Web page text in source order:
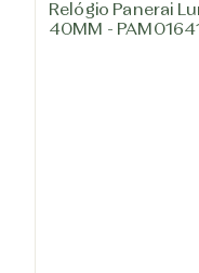
Relógio Panerai
40MM - PAM01641